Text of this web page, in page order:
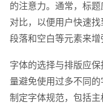
的注意力。通常，标
对比，以便用户快速找
段落和空白等元素来增
字体的选择与排版应
量避免使用过多不同的
制定字体规范，包括